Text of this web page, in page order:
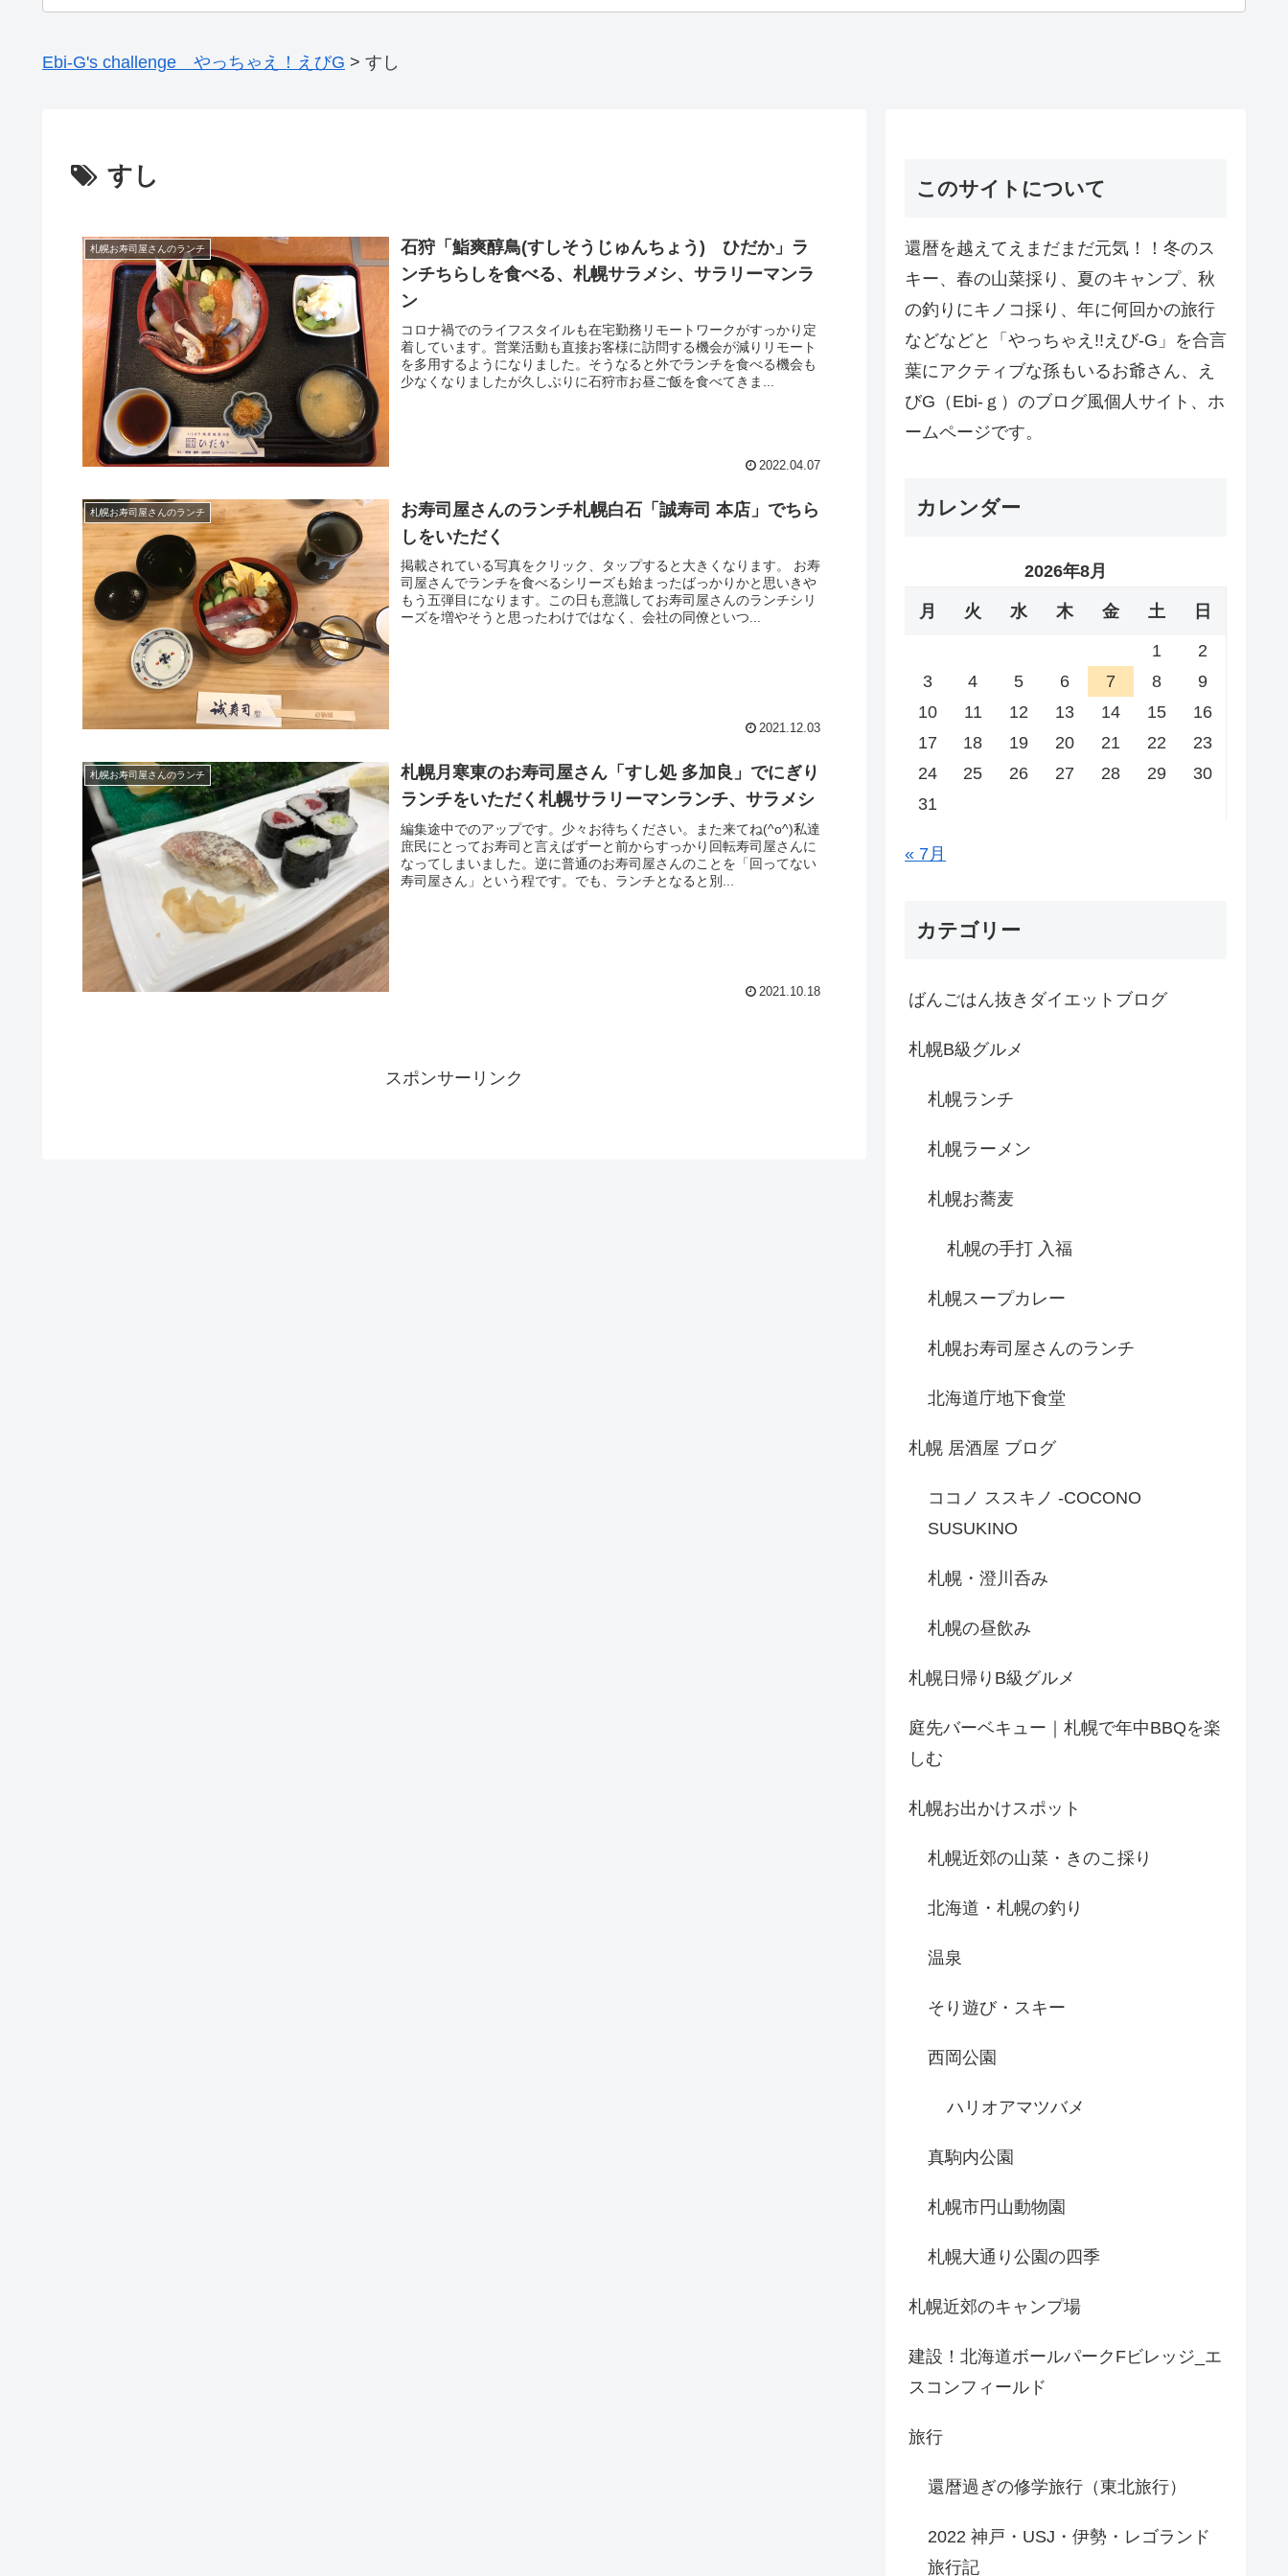
Ebi-G's challenge やっちゃえ！えびG > すし
すし
札幌お寿司屋さんのランチ
石狩「鮨爽醇鳥(すしそうじゅんちょう) ひだか」ラ
ンチちらしを食べる、札幌サラメシ、サラリーマンラ
ン
コロナ禍でのライフスタイルも在宅勤務リモートワークがすっかり定
着しています。営業活動も直接お客様に訪問する機会が減りリモート
を多用するようになりました。そうなると外でランチを食べる機会も
少なくなりましたが久しぶりに石狩市お昼ご飯を食べてきま...
2022.04.07
札幌お寿司屋さんのランチ
お寿司屋さんのランチ札幌白石「誠寿司 本店」でちら
しをいただく
掲載されている写真をクリック、タップすると大きくなります。 お寿
司屋さんでランチを食べるシリーズも始まったばっかりかと思いきや
もう五弾目になります。この日も意識してお寿司屋さんのランチシリ
ーズを増やそうと思ったわけではなく、会社の同僚といつ...
2021.12.03
札幌お寿司屋さんのランチ
札幌月寒東のお寿司屋さん「すし処 多加良」でにぎり
ランチをいただく札幌サラリーマンランチ、サラメシ
編集途中でのアップです。少々お待ちください。また来てね(^o^)私達
庶民にとってお寿司と言えばずーと前からすっかり回転寿司屋さんに
なってしまいました。逆に普通のお寿司屋さんのことを「回ってない
寿司屋さん」という程です。でも、ランチとなると別...
2021.10.18
スポンサーリンク
このサイトについて
還暦を越えてえまだまだ元気！！冬のス
キー、春の山菜採り、夏のキャンプ、秋
の釣りにキノコ採り、年に何回かの旅行
などなどと「やっちゃえ!!えび-G」を合言
葉にアクティブな孫もいるお爺さん、え
びG（Ebi-ｇ）のブログ風個人サイト、ホ
ームページです。
カレンダー
2026年8月
月 火 水 木 金 土 日
1
2
3
4 5 6 7 8
9
10
11 12 13 14 15
16
17
18 19 20 21 22
23
24
25 26 27 28 29
30
31
« 7月
カテゴリー
ばんごはん抜きダイエットブログ
札幌B級グルメ
札幌ランチ
札幌ラーメン
札幌お蕎麦
札幌の手打 入福
札幌スープカレー
札幌お寿司屋さんのランチ
北海道庁地下食堂
札幌 居酒屋 ブログ
ココノ ススキノ -COCONO
SUSUKINO
札幌・澄川呑み
札幌の昼飲み
札幌日帰りB級グルメ
庭先バーベキュー｜札幌で年中BBQを楽
しむ
札幌お出かけスポット
札幌近郊の山菜・きのこ採り
北海道・札幌の釣り
温泉
そり遊び・スキー
西岡公園
ハリオアマツバメ
真駒内公園
札幌市円山動物園
札幌大通り公園の四季
札幌近郊のキャンプ場
建設！北海道ボールパークFビレッジ_エ
スコンフィールド
旅行
還暦過ぎの修学旅行（東北旅行）
2022 神戸・USJ・伊勢・レゴランド
旅行記